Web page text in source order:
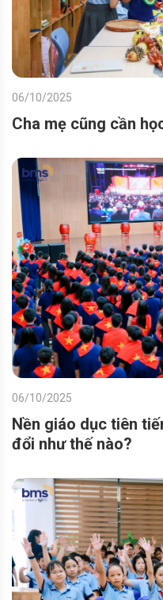
06/10/2025
Cha mẹ cũng cần
06/10/2025
Nền giáo dục tiên
đổi như thế nào?